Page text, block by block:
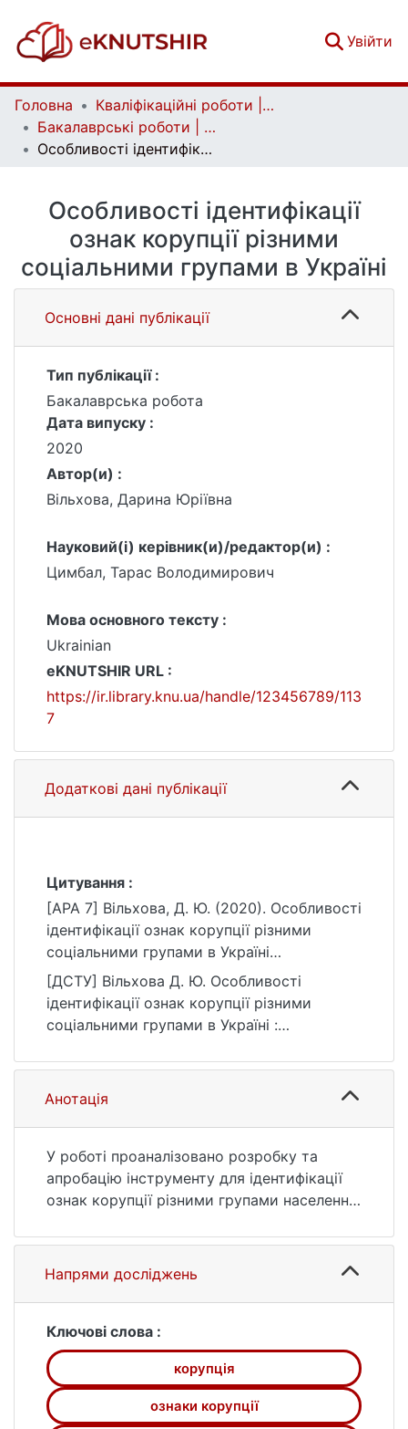
Увійти
Головна
Кваліфікаційні роботи | Qualifying works
Бакалаврські роботи | Bachelor theses
Особливості ідентифікації ознак корупції різними соціальними групами в Україні
Особливості ідентифікації
ознак корупції різними
соціальними групами в Україні
Основні дані публікації
Тип публікації :
Бакалаврська робота
Дата випуску :
2020
Автор(и) :
Вільхова, Дарина Юріївна
Науковий(і) керівник(и)/редактор(и) :
Цимбал, Тарас Володимирович
Мова основного тексту :
Ukrainian
eKNUTSHIR URL :
https://ir.library.knu.ua/handle/123456789/113
7
Додаткові дані публікації
Цитування :
[APA 7] Вільхова, Д. Ю. (2020). Особливості
ідентифікації ознак корупції різними
соціальними групами в Україні
[Бакалаврська робота, Київський
національний університет імені Тараса
Шевченка]. eKNUTSHIR.
https://ir.library.knu.ua/handle/123456789/113
7
[ДСТУ] Вільхова Д. Ю. Особливості
ідентифікації ознак корупції різними
соціальними групами в Україні :
Соціальні та поведінкові науки / наук. кер.
Т. В. Цимбал. Київ, 2020. 55 с. URL:
https://ir.library.knu.ua/handle/123456789/113
Анотація
У роботі проаналізовано розробку та
апробацію інструменту для ідентифікації
ознак корупції різними групами населення.
вибірка, що формувалася методом
снігової кулі, який не є доречним при
застосуванні факторіального дизайну, та
можливості реалізувати інші способи. Це
обмеження не дало змоги перевірити
частину гіпотез, зокрема, порівняти
сприйняття корупції між різними
професійними та регіональними групами
Напрями досліджень
Ключові слова :
корупція
ознаки корупції